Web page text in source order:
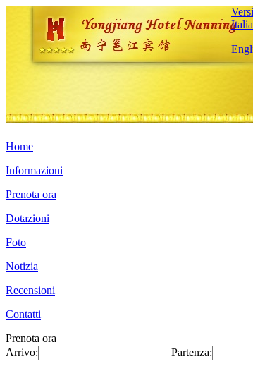
Home
Informazioni
Prenota ora
Dotazioni
Foto
Notizia
Recensioni
Contatti
Prenota ora
Arrivo:
Partenza: